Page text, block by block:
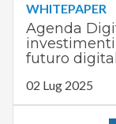
WHITEPAPER
Agenda
futuro
02 Lug 2025